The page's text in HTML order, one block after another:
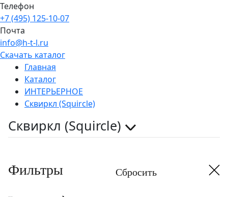
Телефон
+7 (495) 125-10-07
Почта
info@h-t-l.ru
Скачать каталог
Главная
Каталог
ИНТЕРЬЕРНОЕ
Сквиркл (Squircle)
Сквиркл (Squircle)
Фильтры